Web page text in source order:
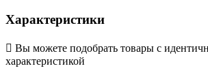
Характеристики
 Вы можете подобрать товары с
характеристикой